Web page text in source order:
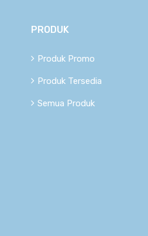
PRODUK
Produk Promo
Produk Tersedia
Semua Produk